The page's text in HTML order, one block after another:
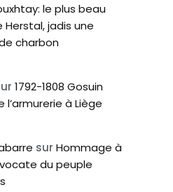
le plus beau
jadis une
charbon
1792-1808 Gosuin
l’armurerie à Liège
sur Hommage à
du peuple